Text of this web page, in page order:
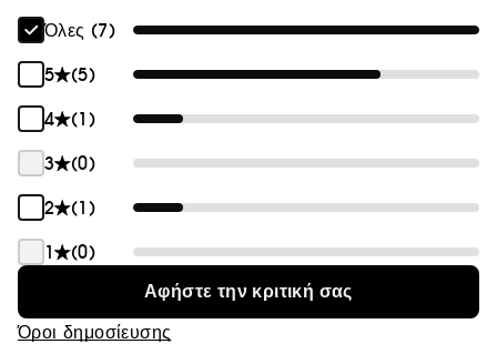
Λουλουδάτο
ΤΥΠΟΣ ΑΡΩΜΑΤΟΣ:
Ζεστό λουλουδάτο
Όλες (7)
5
(5)
4
(1)
3
(0)
2
(1)
1
(0)
Αφήστε την κριτική σας
Όροι δημοσίευσης